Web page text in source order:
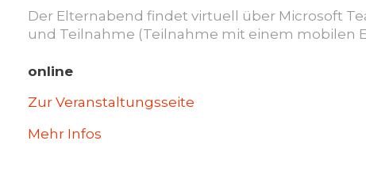
Der Elternabend findet virtuell über Microsoft
und Teilnahme (Teilnahme mit einem mobilen
online
Zur Veranstaltungsseite
Mehr Infos